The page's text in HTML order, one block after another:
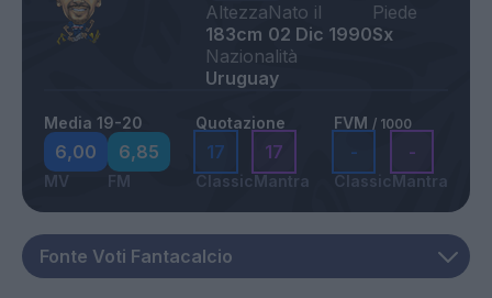
Altezza
183cm
Nato il
02 Dic 1990
Piede
Sx
Nazionalità
Uruguay
Media 19-20
6,00
MV
6,85
FM
Quotazione
17
Classic
17
Mantra
FVM / 1000
-
Classic
-
Mantra